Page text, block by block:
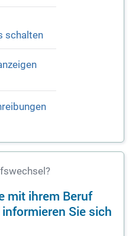
schalten
mit ihrem Beruf
Sie sich